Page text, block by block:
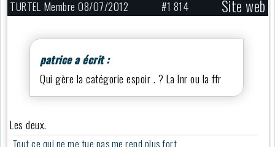
TURTEL Membre 08/07/2012 #1 814 Site web
patrice a écrit :
Qui gère la catégorie espoir . ? La lnr ou la ffr
Les deux.
Tout ce qui ne me tue pas me rend plus fort